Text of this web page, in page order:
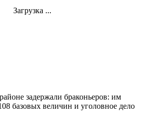
Загрузка ...
задержали браконьеров: им
базовых величин и уголовное дело